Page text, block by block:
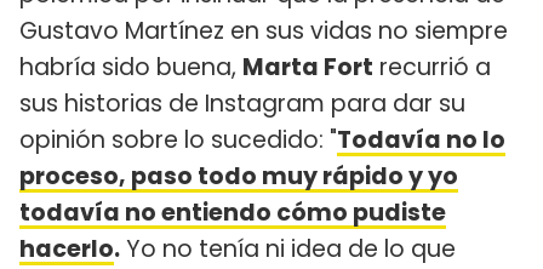
Gustavo Martínez en sus vidas no siempre
habría sido buena, Marta Fort recurrió a
sus historias de Instagram para dar su
opinión sobre lo sucedido: "Todavía no lo
proceso, paso todo muy rápido y yo
todavía no entiendo cómo pudiste
hacerlo.Yo no tenía ni idea de lo que